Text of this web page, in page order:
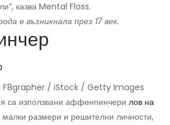
казва Mental Floss.
е възникнала през 17 век.
| F8grapher / iStock / Getty Images
са използвани аффенпинчери лов на
малки размери и решителни личности,